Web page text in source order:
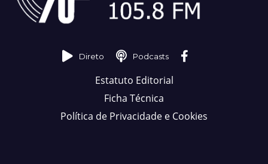
Direto Podcasts
Estatuto Editorial
Ficha Técnica
Política de Privacidade e Cookies